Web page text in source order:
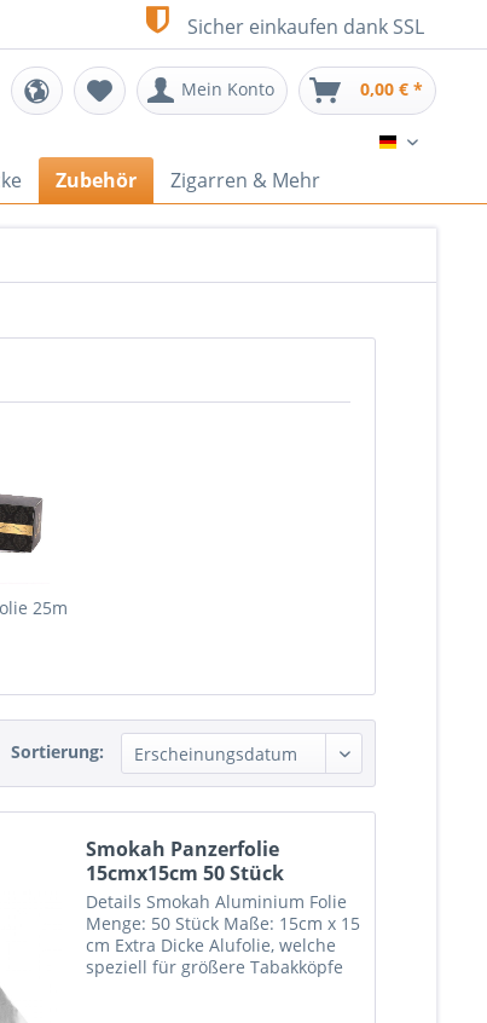
Mein Konto 0,00 € *
Sicher einkaufen dank SSL
DE
Zubehör Zigarren & Mehr
25m
Sortierung:
Smokah Panzerfolie
15cmx15cm 50 Stück
Details Smokah Aluminium Folie
Menge: 50 Stück Maße: 15cm x 15
cm Extra Dicke Alufolie, welche
speziell für größere Tabakköpfe